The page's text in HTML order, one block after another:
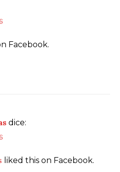
Facebook.
dice:
liked this on Facebook.